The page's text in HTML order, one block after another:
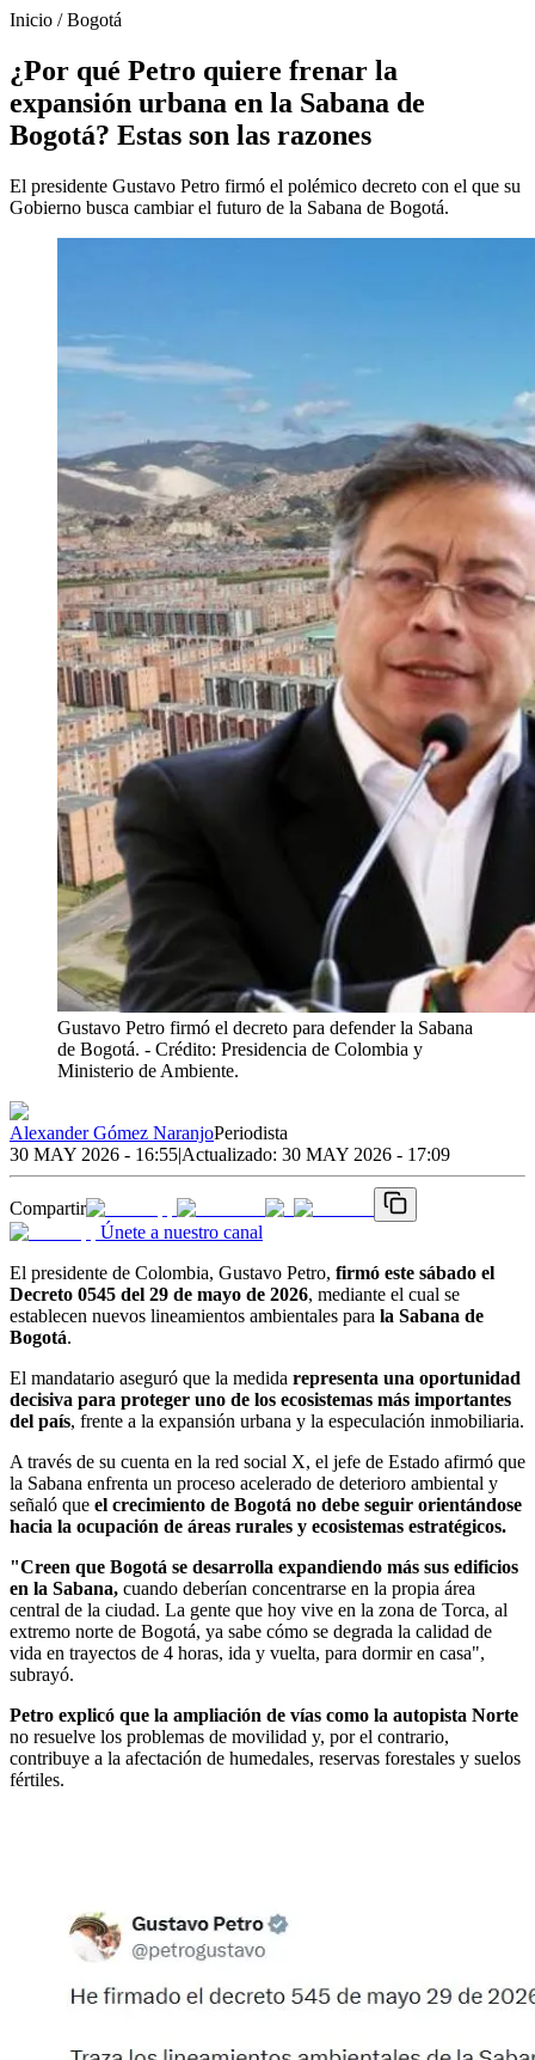
Inicio /Bogotá
¿Por qué Petro quiere frenar la
expansión urbana en la Sabana de
Bogotá? Estas son las razones
El presidente Gustavo Petro firmó el polémico decreto con el que su
Gobierno busca cambiar el futuro de la Sabana de Bogotá.
Gustavo Petro firmó el decreto para defender la Sabana
de Bogotá. - Crédito: Presidencia de Colombia y
Ministerio de Ambiente.
Alexander Gómez NaranjoPeriodista
30 MAY 2026 - 16:55|Actualizado: 30 MAY 2026 - 17:09
Compartir
Únete a nuestro canal
El presidente de Colombia, Gustavo Petro, firmó este sábado el
Decreto 0545 del 29 de mayo de 2026, mediante el cual se
establecen nuevos lineamientos ambientales para la Sabana de
Bogotá.
El mandatario aseguró que la medida representa una oportunidad
decisiva para proteger uno de los ecosistemas más importantes
del país, frente a la expansión urbana y la especulación inmobiliaria.
A través de su cuenta en la red social X, el jefe de Estado afirmó que
la Sabana enfrenta un proceso acelerado de deterioro ambiental y
señaló que el crecimiento de Bogotá no debe seguir orientándose
hacia la ocupación de áreas rurales y ecosistemas estratégicos.
"Creen que Bogotá se desarrolla expandiendo más sus edificios
en la Sabana, cuando deberían concentrarse en la propia área
central de la ciudad. La gente que hoy vive en la zona de Torca, al
extremo norte de Bogotá, ya sabe cómo se degrada la calidad de
vida en trayectos de 4 horas, ida y vuelta, para dormir en casa",
subrayó.
Petro explicó que la ampliación de vías como la autopista Norte
no resuelve los problemas de movilidad y, por el contrario,
contribuye a la afectación de humedales, reservas forestales y suelos
fértiles.